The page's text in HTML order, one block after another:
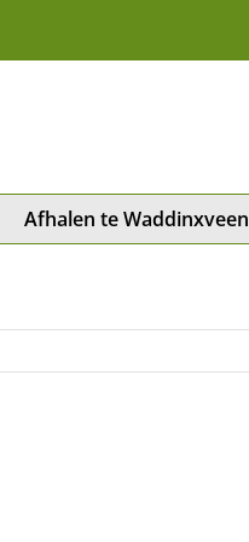
Afhalen te Waddinxveen